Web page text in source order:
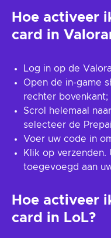
Hoe activeer
card in
Log in op de
Open de in-game
rechter bovenkant;
Scrol helemaal
selecteer de
Voer uw code in
Klik op verzenden.
toegevoegd aan
Hoe activeer
card in LoL?